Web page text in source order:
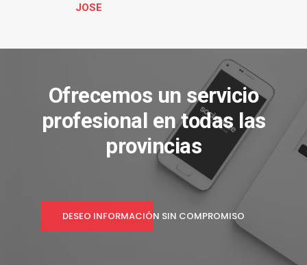
JOSE
Ofrecemos un servicio
profesional en todas las
provincias
DESEO INFORMACIÓN SIN COMPROMISO